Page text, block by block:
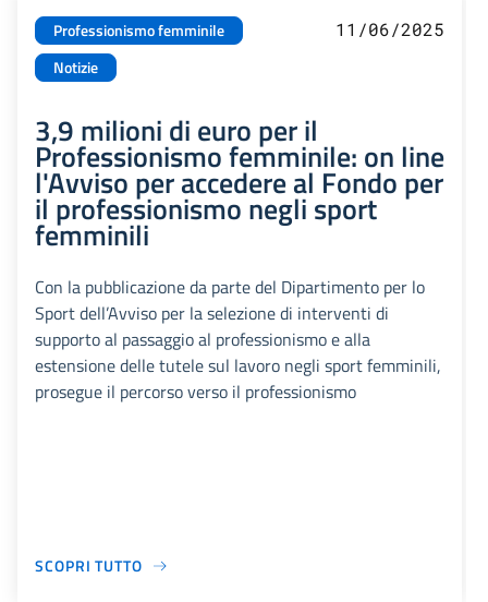
Professionismo femminile
Notizie
11/06/2025
3,9 milioni di euro per il
Professionismo femminile: on line
l'Avviso per accedere al Fondo per
il professionismo negli sport
femminili
Con la pubblicazione da parte del Dipartimento per lo
Sport dell’Avviso per la selezione di interventi di
supporto al passaggio al professionismo e alla
estensione delle tutele sul lavoro negli sport femminili,
prosegue il percorso verso il professionismo
SCOPRI TUTTO